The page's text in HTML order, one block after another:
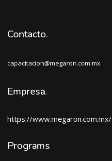
Contacto.
capacitacion@megaron.com.mx
Empresa.
https://www.megaron.com.mx/
Programs